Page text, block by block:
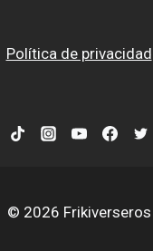
Política de privacidad
© 2026 Frikiverseros